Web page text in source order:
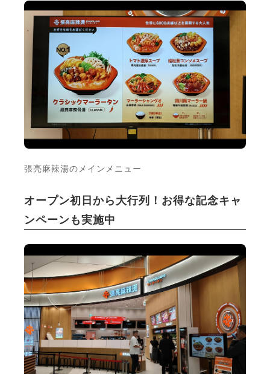
張亮麻辣湯のメインメニュー
オープン初日から大行列！お得な記念キャ
ンペーンも実施中